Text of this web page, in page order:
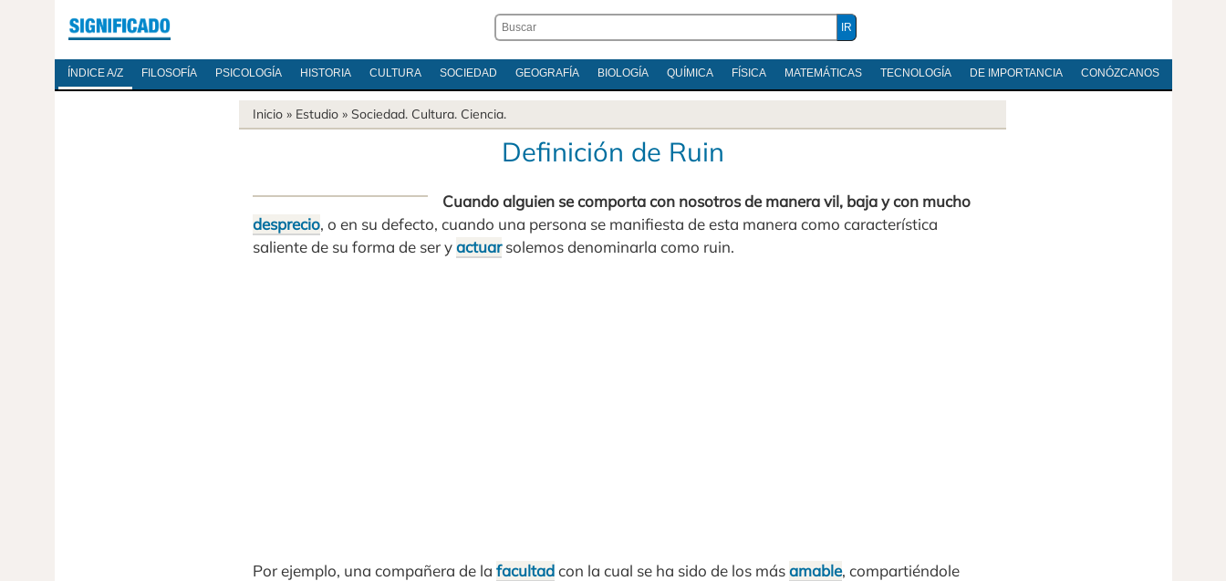
ÍNDICE A/Z FILOSOFÍA PSICOLOGÍA HISTORIA CULTURA SOCIEDAD GEOGRAFÍA BIOLOGÍA QUÍMICA FÍSICA MATEMÁTICAS TECNOLOGÍA DE IMPORTANCIA CONÓZCANOS
Inicio » Estudio » Sociedad. Cultura. Ciencia.
Definición de Ruin
Cuando alguien se comporta con nosotros de manera vil, baja y con mucho
desprecio, o en su defecto, cuando una persona se manifiesta de esta manera como característica
saliente de su forma de ser yactuarsolemos denominarla como ruin.
Por ejemplo, una compañera de la facultadcon la cual se ha sido de los másamable, compartiéndole